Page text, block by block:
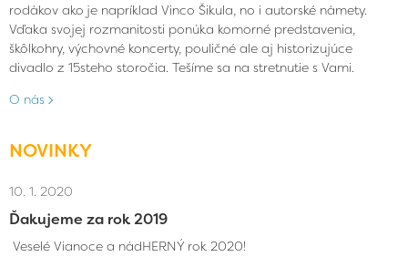
rodákov ako je napríklad Vinco Šikula, no i autorské námety.
Vďaka svojej rozmanitosti ponúka komorné predstavenia,
škôlkohry, výchovné koncerty, pouličné ale aj historizujúce
divadlo z 15steho storočia. Tešíme sa na stretnutie s Vami.
O nás
NOVINKY
10. 1. 2020
Ďakujeme za rok 2019
Veselé Vianoce a nádHERNÝ rok 2020!